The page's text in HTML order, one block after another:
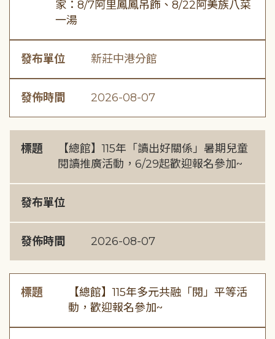
家：8/7阿里鳳鳳吊飾、8/22阿美族八菜
一湯
發布單位 新莊中港分館
發佈時間 2026-08-07
標題
【總館】115年「讀出好關係」暑期兒童
閱讀推廣活動，6/29起歡迎報名參加~
發布單位
發佈時間 2026-08-07
標題
【總館】115年多元共融「閱」平等活
動，歡迎報名參加~